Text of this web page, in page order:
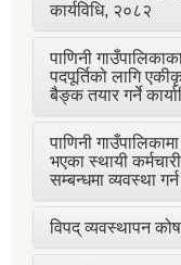
कार्यविधि, २०८२
पाणिनी
पदपूर्तिको लागि
बैङ्क तयार गर्ने
पाणिनी
भएका स्थायी
सम्बन्धमा व्यवस्था
विपद् व्यवस्थापन